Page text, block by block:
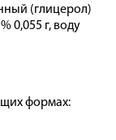
(глицерол)
0,055 г, воду
формах: